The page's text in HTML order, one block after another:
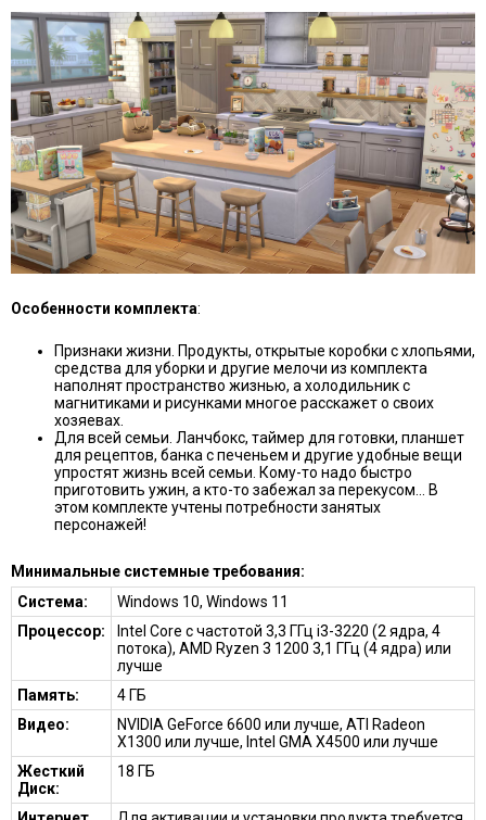
Особенности комплекта:
Признаки жизни. Продукты, открытые коробки с хлопьями,
средства для уборки и другие мелочи из комплекта
наполнят пространство жизнью, а холодильник с
магнитиками и рисунками многое расскажет о своих
хозяевах.
Для всей семьи. Ланчбокс, таймер для готовки, планшет
для рецептов, банка с печеньем и другие удобные вещи
упростят жизнь всей семьи. Кому-то надо быстро
приготовить ужин, а кто-то забежал за перекусом... В
этом комплекте учтены потребности занятых
персонажей!
Минимальные системные требования:
Система:
Windows 10, Windows 11
Процессор:
Intel Core с частотой 3,3 ГГц i3-3220 (2 ядра, 4
потока), AMD Ryzen 3 1200 3,1 ГГц (4 ядра) или
лучше
Память:
4 ГБ
Видео:
NVIDIA GeForce 6600 или лучше, ATI Radeon
X1300 или лучше, Intel GMA X4500 или лучше
Жесткий
Диск:
18 ГБ